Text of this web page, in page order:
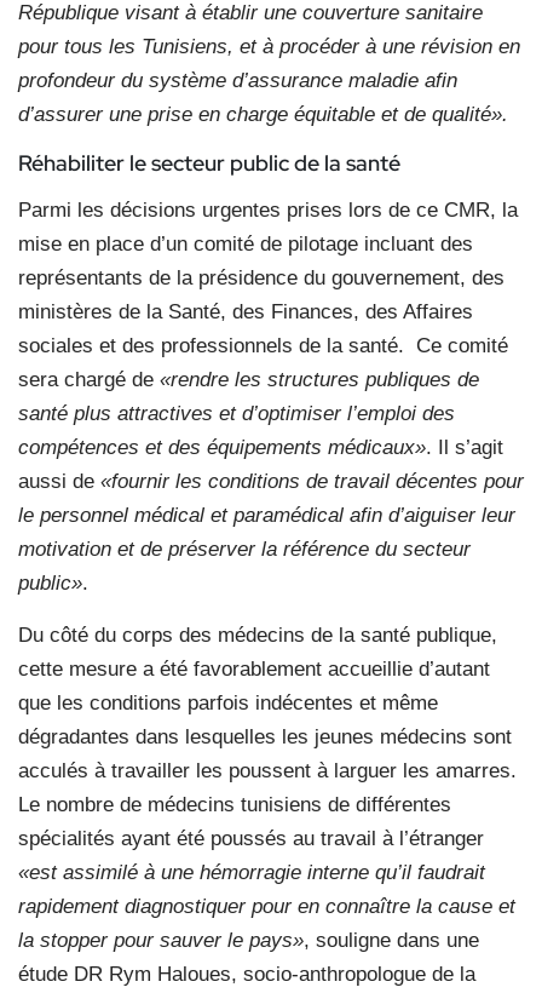
République visant à établir une couverture sanitaire
pour tous les Tunisiens, et à procéder à une révision en
profondeur du système d’assurance maladie afin
d’assurer une prise en charge équitable et de qualité».
Réhabiliter le secteur public de la santé
Parmi les décisions urgentes prises lors de ce CMR, la
mise en place d’un comité de pilotage incluant des
représentants de la présidence du gouvernement, des
ministères de la Santé, des Finances, des Affaires
sociales et des professionnels de la santé. Ce comité
sera chargé de «rendre les structures publiques de
santé plus attractives et d’optimiser l’emploi des
compétences et des équipements médicaux». Il s’agit
aussi de «fournir les conditions de travail décentes pour
le personnel médical et paramédical afin d’aiguiser leur
motivation et de préserver la référence du secteur
public».
Du côté du corps des médecins de la santé publique,
cette mesure a été favorablement accueillie d’autant
que les conditions parfois indécentes et même
dégradantes dans lesquelles les jeunes médecins sont
acculés à travailler les poussent à larguer les amarres.
Le nombre de médecins tunisiens de différentes
spécialités ayant été poussés au travail à l’étranger
«est assimilé à une hémorragie interne qu’il faudrait
rapidement diagnostiquer pour en connaître la cause et
la stopper pour sauver le pays», souligne dans une
étude DR Rym Haloues, socio-anthropologue de la